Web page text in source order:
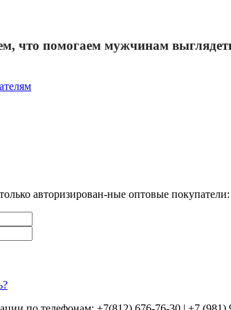
что помогаем мужчинам
авторизирован-ные оптовые покупатели: